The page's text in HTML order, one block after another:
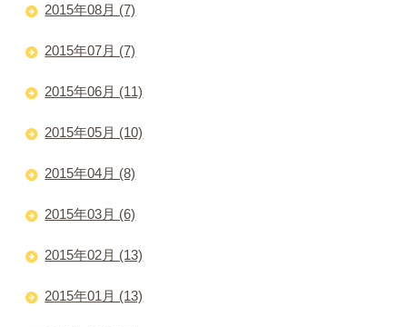
2015年08月 (7)
2015年07月 (7)
2015年06月 (11)
2015年05月 (10)
2015年04月 (8)
2015年03月 (6)
2015年02月 (13)
2015年01月 (13)